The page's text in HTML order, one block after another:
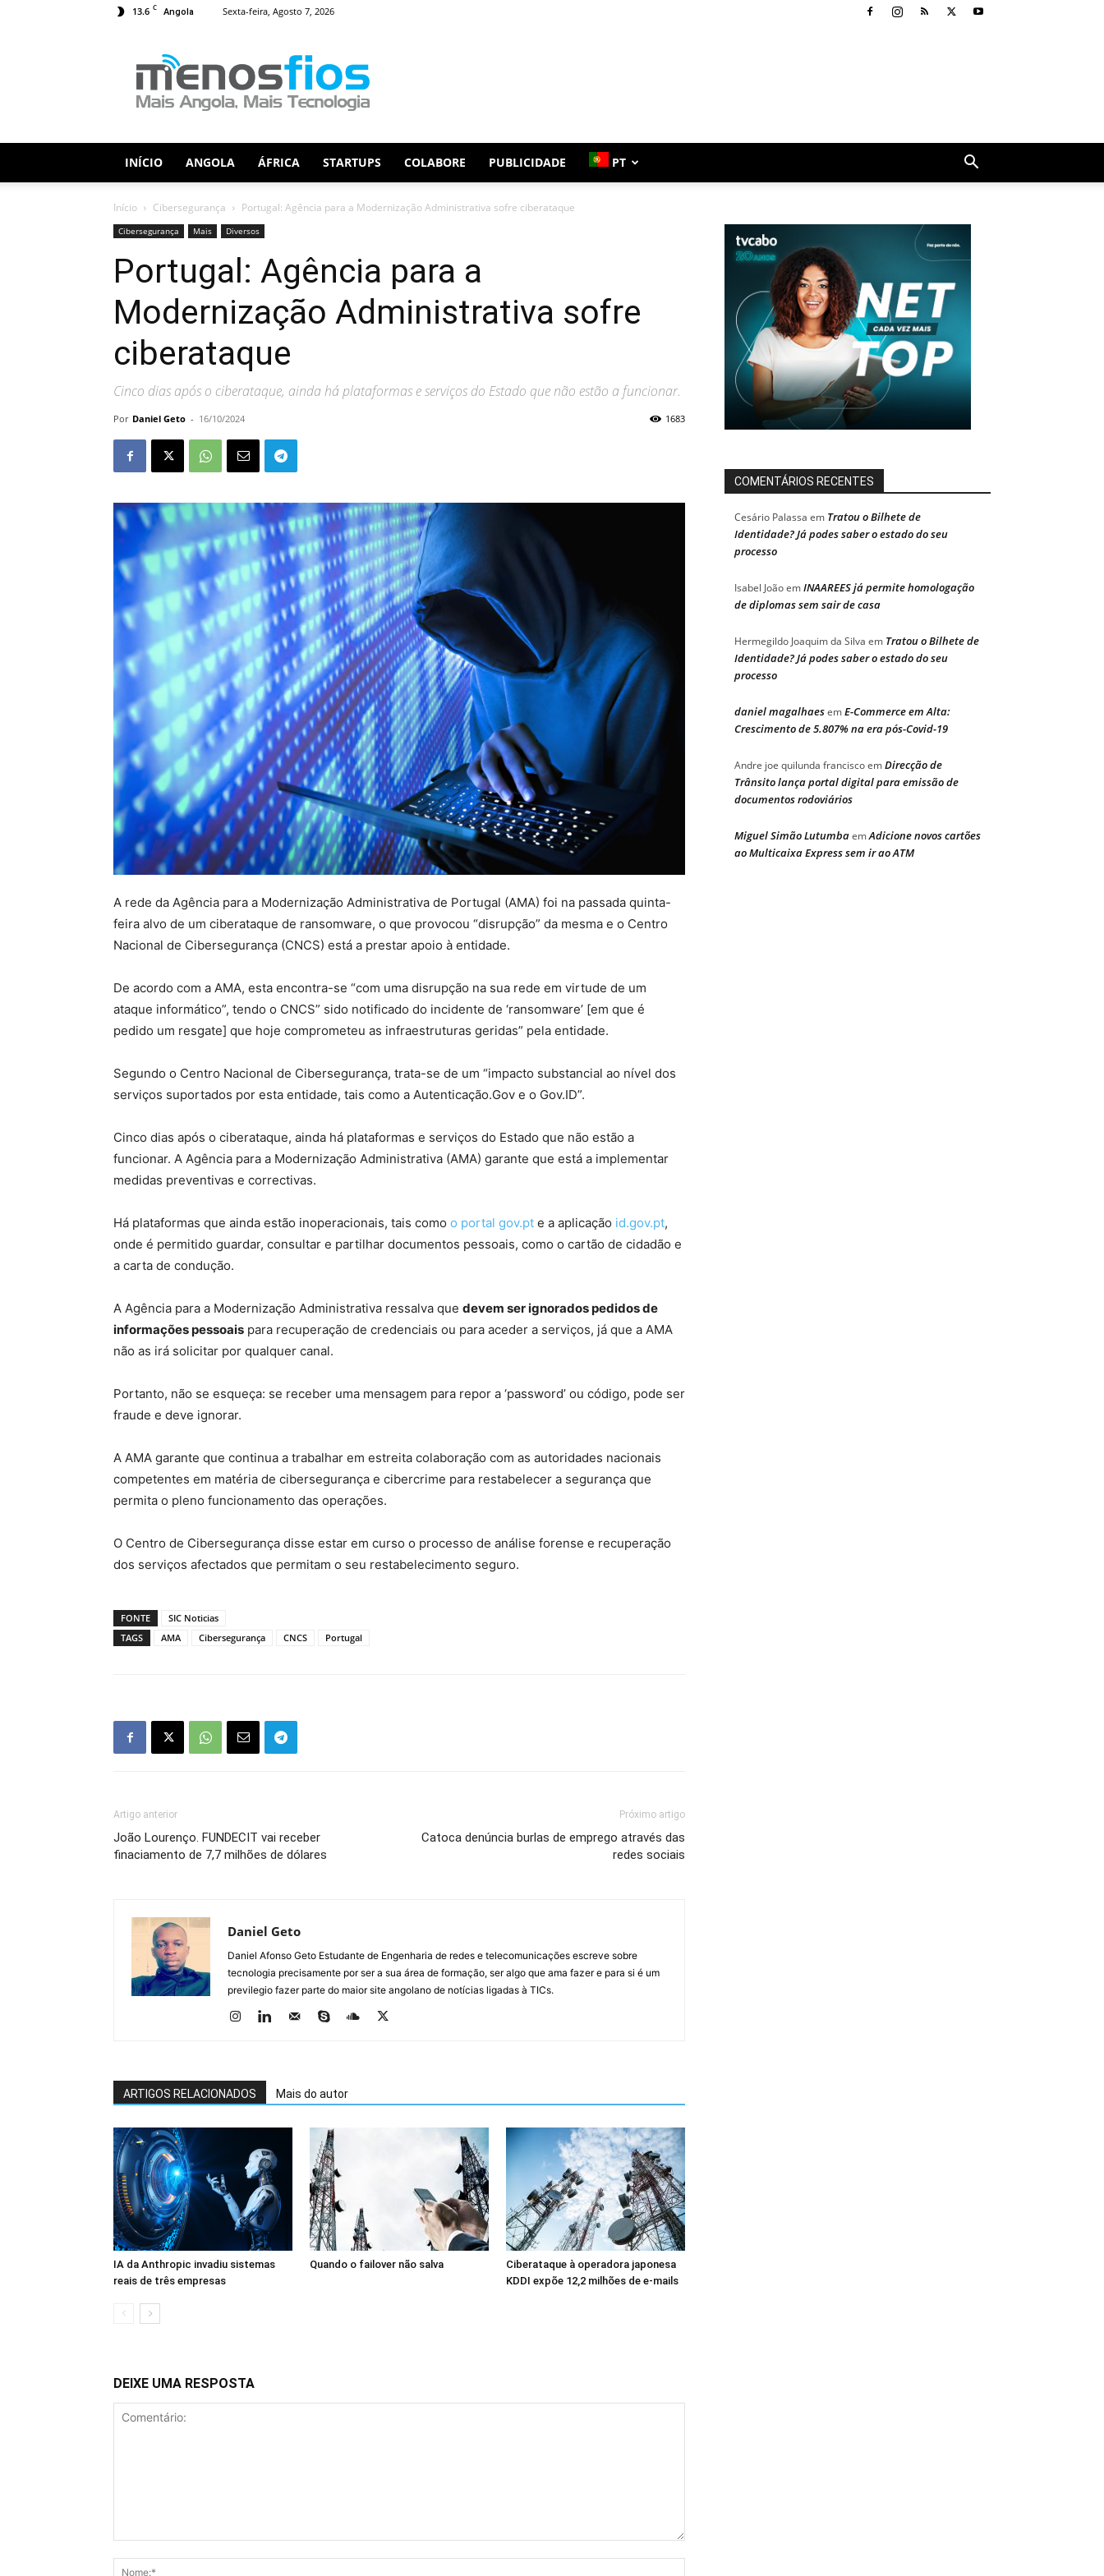
13.6 C Angola Sexta-feira, Agosto 7, 2026
Fios
INÍCIO ANGOLA ÁFRICA STARTUPS COLABORE PUBLICIDADE PT
Início Cibersegurança Portugal: Agência para a Modernização Administrativa sofre ciberataque
Cibersegurança Mais Diversos
Portugal: Agência para a
Modernização Administrativa sofre
ciberataque
Cinco dias após o ciberataque, ainda há plataformas e serviços do Estado que não estão a funcionar.
Por Daniel Geto - 16/10/2024 1683
A rede da Agência para a Modernização Administrativa de Portugal (AMA) foi na passada quinta-
feira alvo de um ciberataque de ransomware, o que provocou “disrupção” da mesma e o Centro
Nacional de Cibersegurança (CNCS) está a prestar apoio à entidade.
De acordo com a AMA, esta encontra-se “com uma disrupção na sua rede em virtude de um
ataque informático”, tendo o CNCS” sido notificado do incidente de ‘ransomware’ [em que é
pedido um resgate] que hoje comprometeu as infraestruturas geridas” pela entidade.
Segundo o Centro Nacional de Cibersegurança, trata-se de um “impacto substancial ao nível dos
serviços suportados por esta entidade, tais como a Autenticação.Gov e o Gov.ID”.
Cinco dias após o ciberataque, ainda há plataformas e serviços do Estado que não estão a
funcionar. A Agência para a Modernização Administrativa (AMA) garante que está a implementar
medidas preventivas e correctivas.
Há plataformas que ainda estão inoperacionais, tais como o portal gov.pt e a aplicação id.gov.pt,
onde é permitido guardar, consultar e partilhar documentos pessoais, como o cartão de cidadão e
a carta de condução.
A Agência para a Modernização Administrativa ressalva que devem ser ignorados pedidos de
informações pessoais para recuperação de credenciais ou para aceder a serviços, já que a AMA
não as irá solicitar por qualquer canal.
Portanto, não se esqueça: se receber uma mensagem para repor a ‘password’ ou código, pode ser
fraude e deve ignorar.
A AMA garante que continua a trabalhar em estreita colaboração com as autoridades nacionais
competentes em matéria de cibersegurança e cibercrime para restabelecer a segurança que
permita o pleno funcionamento das operações.
O Centro de Cibersegurança disse estar em curso o processo de análise forense e recuperação
dos serviços afectados que permitam o seu restabelecimento seguro.
FONTE
SIC Noticias
TAGS
AMA Cibersegurança CNCS Portugal
Artigo anterior
João Lourenço. FUNDECIT vai receber
finaciamento de 7,7 milhões de dólares
Próximo artigo
Catoca denúncia burlas de emprego através das
redes sociais
Daniel Geto
Daniel Afonso Geto Estudante de Engenharia de redes e telecomunicações escreve sobre
tecnologia precisamente por ser a sua área de formação, ser algo que ama fazer e para si é um
previlegio fazer parte do maior site angolano de notícias ligadas à TICs.
ARTIGOS RELACIONADOS Mais do autor
IA da Anthropic invadiu sistemas
reais de três empresas
Quando o failover não salva
Ciberataque à operadora japonesa
KDDI expõe 12,2 milhões de e-mails
DEIXE UMA RESPOSTA
COMENTÁRIOS RECENTES
Cesário Palassa em Tratou o Bilhete de
Identidade? Já podes saber o estado do seu
processo
Isabel JoãoemINAAREES já permite homologação
de diplomas sem sair de casa
Hermegildo Joaquim da Silva em Tratou o Bilhete de
Identidade? Já podes saber o estado do seu
processo
daniel magalhaesemE-Commerce em Alta:
Crescimento de 5.807% na era pós-Covid-19
Andre joe quilunda franciscoemDirecção de
Trânsito lança portal digital para emissão de
documentos rodoviários
Miguel Simão LutumbaemAdicione novos cartões
ao Multicaixa Express sem ir ao ATM